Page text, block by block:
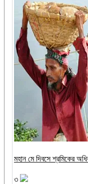
মহান মে দিবসে শ্রমিকের
৩